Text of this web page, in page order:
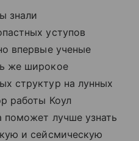
знали
уступов
впервые ученые
же широкое
структур на лунных
работы Коул
лучше узнать
и сейсмическую